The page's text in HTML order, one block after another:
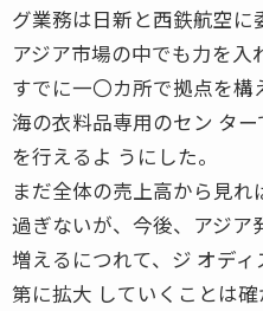
グ業務は日新と西鉄航空に
アジア市場の中でも力を入
すでに一〇カ所で拠点を構
海の衣料品専用のセン タ
を行えるよ うにした。
まだ全体の売上高から見
過ぎないが、今後、アジア
増えるにつれて、ジ オデ
第に拡大 していくことは確